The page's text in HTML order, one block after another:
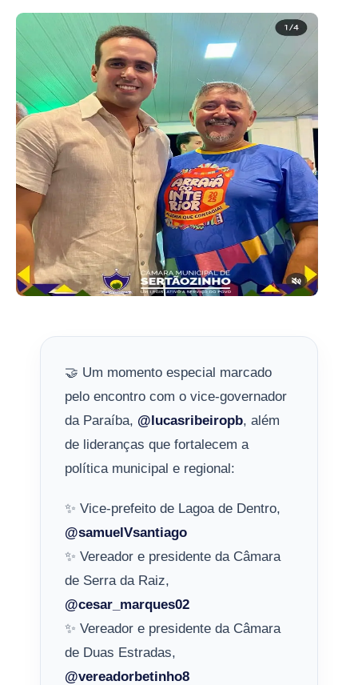
🤝 Um momento especial marcado
pelo encontro com o vice-governador
da Paraíba, @lucasribeiropb, além
de lideranças que fortalecem a
política municipal e regional:
✨ Vice-prefeito de Lagoa de Dentro,
@samuelVsantiago
✨ Vereador e presidente da Câmara
de Serra da Raiz,
@cesar_marques02
✨ Vereador e presidente da Câmara
de Duas Estradas,
@vereadorbetinho8